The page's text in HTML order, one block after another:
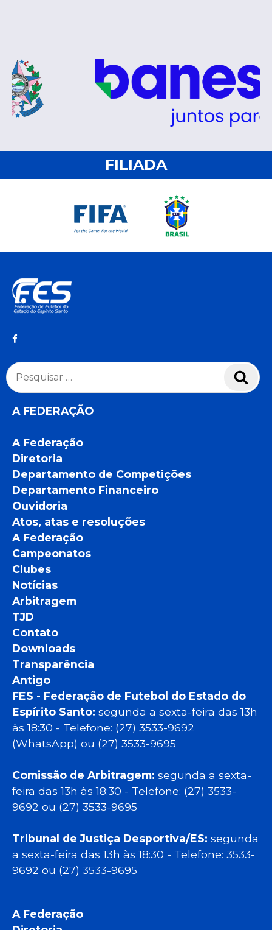
FILIADA
Pesquisar
por:
A FEDERAÇÃO
A Federação
Diretoria
Departamento de Competições
Departamento Financeiro
Ouvidoria
Atos, atas e resoluções
A Federação
Campeonatos
Clubes
Notícias
Arbitragem
TJD
Contato
Downloads
Transparência
Antigo
FES - Federação de Futebol do Estado do
Espírito Santo: segunda a sexta-feira das 13h
às 18:30 - Telefone: (27) 3533-9692
(WhatsApp) ou (27) 3533-9695
Comissão de Arbitragem: segunda a sexta-
feira das 13h às 18:30 - Telefone: (27) 3533-
9692 ou (27) 3533-9695
Tribunal de Justiça Desportiva/ES: segunda
a sexta-feira das 13h às 18:30 - Telefone: 3533-
9692 ou (27) 3533-9695
A Federação